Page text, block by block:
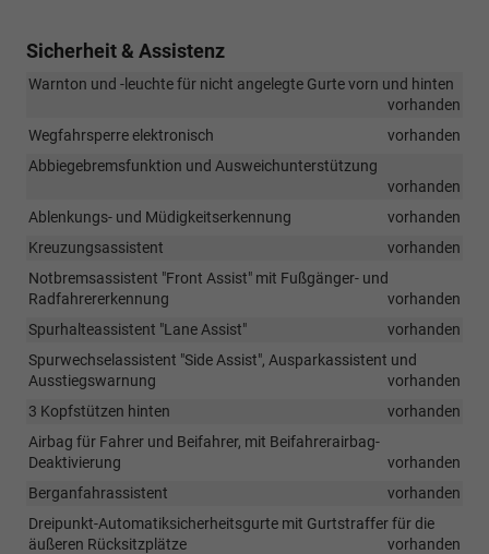
Sicherheit & Assistenz
Warnton und -leuchte für nicht angelegte Gurte vorn und hinten
vorhanden
Wegfahrsperre elektronisch
vorhanden
Abbiegebremsfunktion und Ausweichunterstützung
vorhanden
Ablenkungs- und Müdigkeitserkennung
vorhanden
Kreuzungsassistent
vorhanden
Notbremsassistent "Front Assist" mit Fußgänger- und
Radfahrererkennung
vorhanden
Spurhalteassistent "Lane Assist"
vorhanden
Spurwechselassistent "Side Assist", Ausparkassistent und
Ausstiegswarnung
vorhanden
3 Kopfstützen hinten
vorhanden
Airbag für Fahrer und Beifahrer, mit Beifahrerairbag-
Deaktivierung
vorhanden
Berganfahrassistent
vorhanden
Dreipunkt-Automatiksicherheitsgurte mit Gurtstraffer für die
äußeren Rücksitzplätze
vorhanden